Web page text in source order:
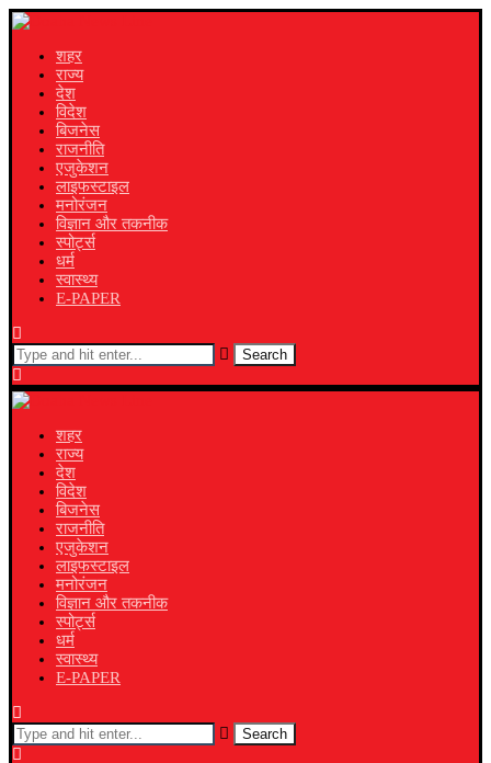
शहर
राज्य
देश
विदेश
बिजनेस
राजनीति
एजुकेशन
लाइफस्टाइल
मनोरंजन
विज्ञान और तकनीक
स्पोर्ट्स
धर्म
स्वास्थ्य
E-PAPER
Search
शहर
राज्य
देश
विदेश
बिजनेस
राजनीति
एजुकेशन
लाइफस्टाइल
मनोरंजन
विज्ञान और तकनीक
स्पोर्ट्स
धर्म
स्वास्थ्य
E-PAPER
Search